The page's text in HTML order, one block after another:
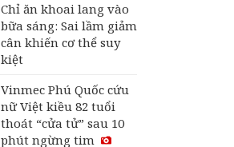
Chỉ ăn khoai lang vào
bữa sáng: Sai lầm giảm
cân khiến cơ thể suy
kiệt
Vinmec Phú Quốc cứu
nữ Việt kiều 82 tuổi
thoát “cửa tử” sau 10
phút ngừng tim